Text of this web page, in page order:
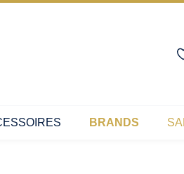
BRANDS